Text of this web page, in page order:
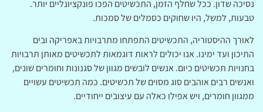
נסיכה שדון. ככל שחלף הזמן, התכשיטים הפכו פונקציונליים יותר.
טבעות, למשל, היו שחוקים כסמלים של סמכות.
לאורך ההיסטוריה, התכשיטים התפתחו מתרבויות באפריקה ובים
התיכון ועד ימינו. אנו יכולים לראות דוגמאות לתכשיטים מאותן תרבויות
בחנויות תכשיטים כיום. אנשים לובשים מגוון של סגנונות וחומרים שונים,
ואנשים רבים אוהבים סוג מסוים של תכשיטים. כמה תכשיטים עשויים
ממגוון חומרים, ויש אפילו כאלה עם עיצובים ייחודיים.